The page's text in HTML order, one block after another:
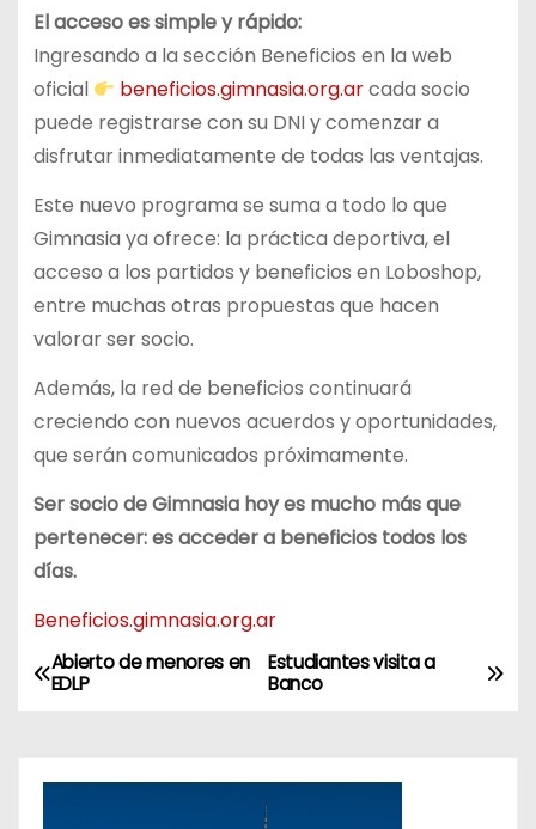
El acceso es simple y rápido:
Ingresando a la sección Beneficios en la web
oficial
beneficios.gimnasia.org.arcada socio
puede registrarse con su DNI y comenzar a
disfrutar inmediatamente de todas las ventajas.
Este nuevo programa se suma a todo lo que
Gimnasia ya ofrece: la práctica deportiva, el
acceso a los partidos y beneficios en Loboshop,
entre muchas otras propuestas que hacen
valorar ser socio.
Además, la red de beneficios continuará
creciendo con nuevos acuerdos y oportunidades,
que serán comunicados próximamente.
Ser socio de Gimnasia hoy es mucho más que
pertenecer: es acceder a beneficios todos los
días.
Beneficios.gimnasia.org.ar
N
v
Estudiantes visita a
Banco
Abierto de menores en
EDLP